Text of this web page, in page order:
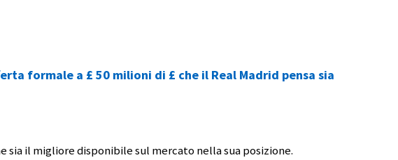
formale a £ 50 milioni di £ che il Real Madrid pensa sia
sia il migliore disponibile sul mercato nella sua posizione.